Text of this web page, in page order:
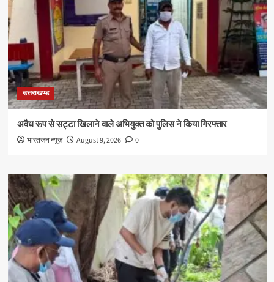
उत्तराखण्ड
अवैध रूप से सट्टा खिलाने वाले अभियुक्त को पुलिस ने किया गिरफ्तार
भारतजन न्यूज़ August 9, 2026 0